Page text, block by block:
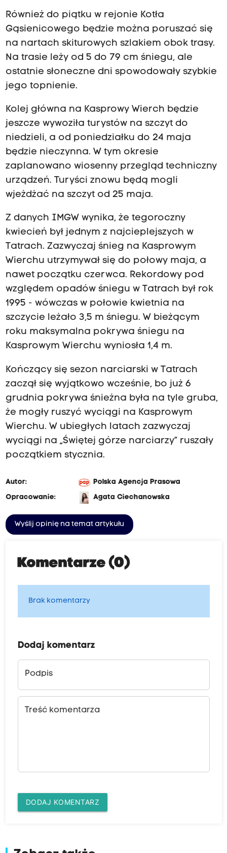
Również do piątku w rejonie Kotła
Gąsienicowego będzie można poruszać się
na nartach skiturowych szlakiem obok trasy.
Na trasie leży od 5 do 79 cm śniegu, ale
ostatnie słoneczne dni spowodowały szybkie
jego topnienie.
Kolej główna na Kasprowy Wierch będzie
jeszcze wywoziła turystów na szczyt do
niedzieli, a od poniedziałku do 24 maja
będzie nieczynna. W tym okresie
zaplanowano wiosenny przegląd techniczny
urządzeń. Turyści znowu będą mogli
wjeżdżać na szczyt od 25 maja.
Z danych IMGW wynika, że tegoroczny
kwiecień był jednym z najcieplejszych w
Tatrach. Zazwyczaj śnieg na Kasprowym
Wierchu utrzymywał się do połowy maja, a
nawet początku czerwca. Rekordowy pod
względem opadów śniegu w Tatrach był rok
1995 - wówczas w połowie kwietnia na
szczycie leżało 3,5 m śniegu. W bieżącym
roku maksymalna pokrywa śniegu na
Kasprowym Wierchu wyniosła 1,4 m.
Kończący się sezon narciarski w Tatrach
zaczął się wyjątkowo wcześnie, bo już 6
grudnia pokrywa śnieżna była na tyle gruba,
że mogły ruszyć wyciągi na Kasprowym
Wierchu. W ubiegłych latach zazwyczaj
wyciągi na „Świętej górze narciarzy” ruszały
początkiem stycznia.
Autor:
Polska Agencja Prasowa
Opracowanie:
Agata Ciechanowska
Wyślij opinię na temat artykułu
Komentarze (0)
Brak komentarzy
Dodaj komentarz
Podpis
Treść komentarza
DODAJ KOMENTARZ